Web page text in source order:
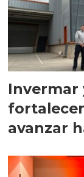
Invermar
avanzar